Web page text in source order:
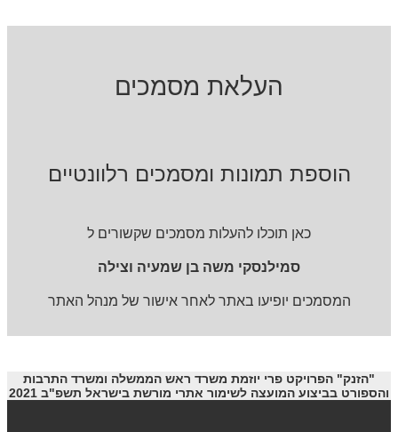
העלאת מסמכים
הוספת תמונות ומסמכים רלוונטיים
כאן תוכלו להעלות מסמכים שקשורים ל
סמילנסקי משה בן שמעיה וצילה
המסמכים יופיעו באתר לאחר אישור של מנהל האתר
"הזנק" הפרויקט פרי יוזמת משרד ראש הממשלה ומשרד התרבות
והספורט בביצוע המועצה לשימור אתרי מורשת בישראל תשפ"ב 2021